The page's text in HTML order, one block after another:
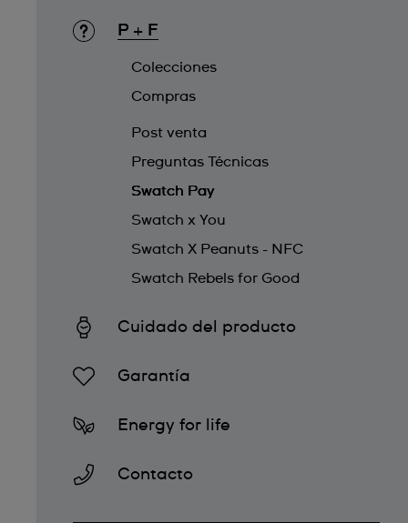
P + F
Colecciones
Compras
Post venta
Preguntas Técnicas
Swatch Pay
Swatch x You
Swatch X Peanuts - NFC
Swatch Rebels for Good
Cuidado del producto
Garantía
Energy for life
Contacto